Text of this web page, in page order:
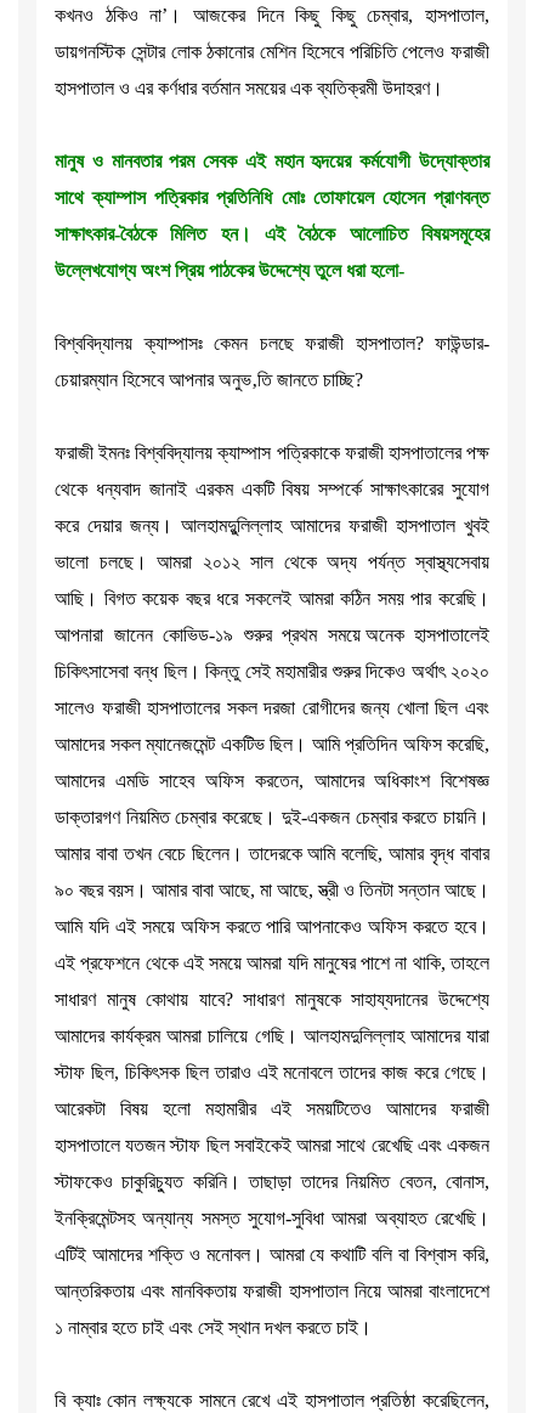
কখনও ঠকিও না’। আজকের দিনে কিছু কিছু চেম্বার, হাসপাতাল,
ডায়গনস্টিক সেন্টার লোক ঠকানোর মেশিন হিসেবে পরিচিতি পেলেও ফরাজী
হাসপাতাল ও এর কর্ণধার বর্তমান সময়ের এক ব্যতিক্রমী উদাহরণ।
মানুষ ও মানবতার পরম সেবক এই মহান হৃদয়ের কর্মযোগী উদ্যোক্তার
সাথে ক্যাম্পাস পত্রিকার প্রতিনিধি মোঃ তোফায়েল হোসেন প্রাণবন্ত
সাক্ষাৎকার-বৈঠকে মিলিত হন। এই বৈঠকে আলোচিত বিষয়সমূহের
উল্লেখযোগ্য অংশ প্রিয় পাঠকের উদ্দেশ্যে তুলে ধরা হলো-
বিশ্ববিদ্যালয় ক্যাম্পাসঃ কেমন চলছে ফরাজী হাসপাতাল? ফাউন্ডার-
চেয়ারম্যান হিসেবে আপনার অনুভ‚তি জানতে চাচ্ছি?
ফরাজী ইমনঃ বিশ্ববিদ্যালয় ক্যাম্পাস পত্রিকাকে ফরাজী হাসপাতালের পক্ষ
থেকে ধন্যবাদ জানাই এরকম একটি বিষয় সম্পর্কে সাক্ষাৎকারের সুযোগ
করে দেয়ার জন্য। আলহামদুুলিল্লাহ আমাদের ফরাজী হাসপাতাল খুবই
ভালো চলছে। আমরা ২০১২ সাল থেকে অদ্য পর্যন্ত স্বাস্থ্যসেবায়
আছি। বিগত কয়েক বছর ধরে সকলেই আমরা কঠিন সময় পার করেছি।
আপনারা জানেন কোভিড-১৯ শুরুর প্রথম সময়ে অনেক হাসপাতালেই
চিকিৎসাসেবা বন্ধ ছিল। কিন্তু সেই মহামারীর শুরুর দিকেও অর্থাৎ ২০২০
সালেও ফরাজী হাসপাতালের সকল দরজা রোগীদের জন্য খোলা ছিল এবং
আমাদের সকল ম্যানেজমেন্ট একটিভ ছিল। আমি প্রতিদিন অফিস করেছি,
আমাদের এমডি সাহেব অফিস করতেন, আমাদের অধিকাংশ বিশেষজ্ঞ
ডাক্তারগণ নিয়মিত চেম্বার করেছে। দুই-একজন চেম্বার করতে চায়নি।
আমার বাবা তখন বেচে ছিলেন। তাদেরকে আমি বলেছি, আমার বৃদ্ধ বাবার
৯০ বছর বয়স। আমার বাবা আছে, মা আছে, স্ত্রী ও তিনটা সন্তান আছে।
আমি যদি এই সময়ে অফিস করতে পারি আপনাকেও অফিস করতে হবে।
এই প্রফেশনে থেকে এই সময়ে আমরা যদি মানুষের পাশে না থাকি, তাহলে
সাধারণ মানুষ কোথায় যাবে? সাধারণ মানুষকে সাহায্যদানের উদ্দেশ্যে
আমাদের কার্যক্রম আমরা চালিয়ে গেছি। আলহামদুলিল্লাহ আমাদের যারা
স্টাফ ছিল, চিকিৎসক ছিল তারাও এই মনোবলে তাদের কাজ করে গেছে।
আরেকটা বিষয় হলো মহামারীর এই সময়টিতেও আমাদের ফরাজী
হাসপাতালে যতজন স্টাফ ছিল সবাইকেই আমরা সাথে রেখেছি এবং একজন
স্টাফকেও চাকুরিচ্যুত করিনি। তাছাড়া তাদের নিয়মিত বেতন, বোনাস,
ইনক্রিমেন্টসহ অন্যান্য সমস্ত সুযোগ-সুবিধা আমরা অব্যাহত রেখেছি।
এটিই আমাদের শক্তি ও মনোবল। আমরা যে কথাটি বলি বা বিশ্বাস করি,
আন্তরিকতায় এবং মানবিকতায় ফরাজী হাসপাতাল নিয়ে আমরা বাংলাদেশে
১ নাম্বার হতে চাই এবং সেই স্থান দখল করতে চাই।
বি ক্যাঃ কোন লক্ষ্যকে সামনে রেখে এই হাসপাতাল প্রতিষ্ঠা করেছিলেন,